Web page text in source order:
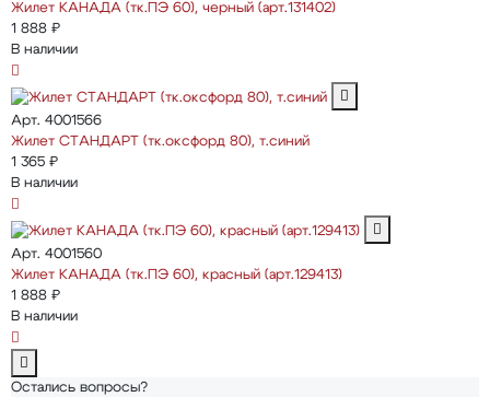
Жилет КАНАДА (тк.ПЭ 60), черный (арт.131402)
1 888 ₽
В наличии
Арт. 4001566
Жилет СТАНДАРТ (тк.оксфорд 80), т.синий
1 365 ₽
В наличии
Арт. 4001560
Жилет КАНАДА (тк.ПЭ 60), красный (арт.129413)
1 888 ₽
В наличии
Остались вопросы?